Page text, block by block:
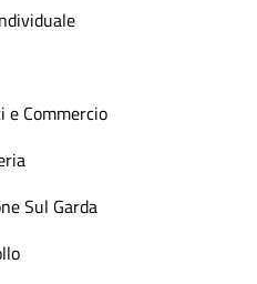
e Commercio
Sul Garda